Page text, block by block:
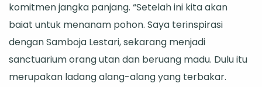
komitmen jangka panjang. “Setelah ini kita akan
baiat untuk menanam pohon. Saya terinspirasi
dengan Samboja Lestari, sekarang menjadi
sanctuarium orang utan dan beruang madu. Dulu itu
merupakan ladang alang-alang yang terbakar.